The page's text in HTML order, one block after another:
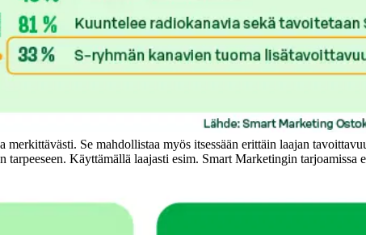
Se mahdollistaa myös itsessään erittäin laajan
Käyttämällä laajasti esim. Smart Marketingin